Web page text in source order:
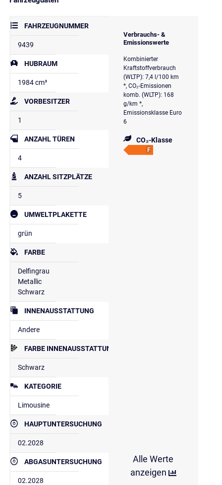
FAHRZEUGNUMMER
9439
HUBRAUM
1984 cm³
VORBESITZER
1
ANZAHL TÜREN
4
ANZAHL SITZPLÄTZE
5
UMWELTPLAKETTE
grün
FARBE
Delfingrau
Metallic
Schwarz
INNENAUSSTATTUNG
Andere
FARBE INNENAUSSTATTUNG
Schwarz
KATEGORIE
Limousine
HAUPTUNTERSUCHUNG
02.2028
ABGASUNTERSUCHUNG
02.2028
Verbrauchs- &
Emissionswerte
Kombinierter
Kraftstoffverbrauch
(WLTP): 7,4 l/100 km
*, CO₂-Emissionen
komb. (WLTP): 168
g/km *,
Emissionsklasse Euro
6
CO₂-Klasse
F
Alle Werte
anzeigen